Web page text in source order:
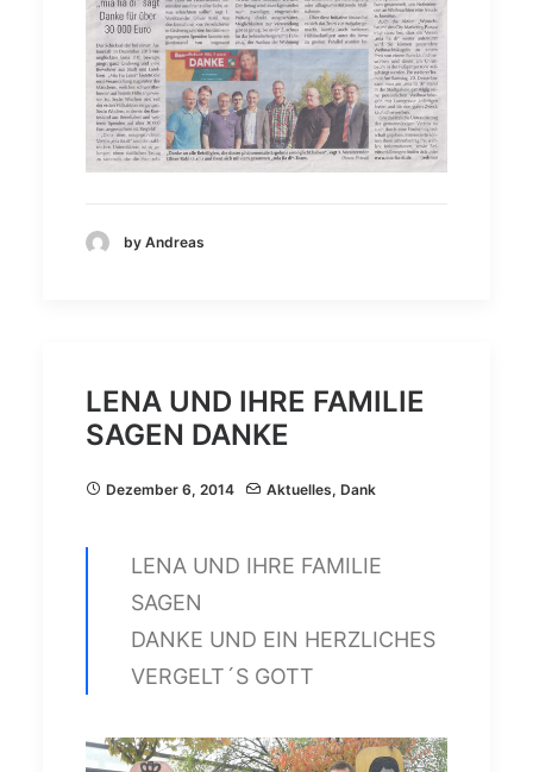
by Andreas
LENA UND IHRE FAMILIE
SAGEN DANKE
Dezember 6, 2014 Aktuelles, Dank
LENA UND IHRE FAMILIE
SAGEN
DANKE UND EIN HERZLICHES
VERGELT´S GOTT